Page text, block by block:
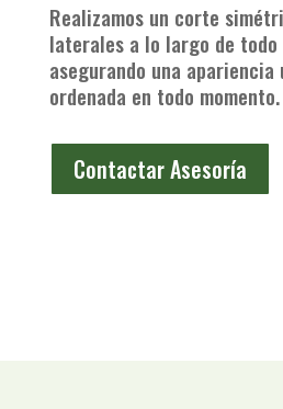
Realizamos un corte
laterales a lo largo de
asegurando una
ordenada en todo momento.
Contactar Asesoría